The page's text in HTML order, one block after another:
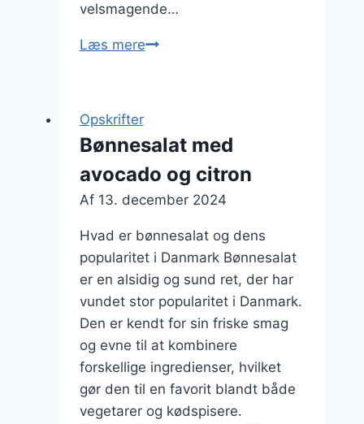
velsmagende…
Læs mereBønnesalat
Opskrifter
Bønnesalat med
avocado og citron
Af 13. december 2024
Hvad er bønnesalat og dens
popularitet i Danmark Bønnesalat
er en alsidig og sund ret, der har
vundet stor popularitet i Danmark.
Den er kendt for sin friske smag
og evne til at kombinere
forskellige ingredienser, hvilket
gør den til en favorit blandt både
vegetarer og kødspisere.